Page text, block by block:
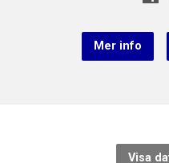
Mer info
Visa